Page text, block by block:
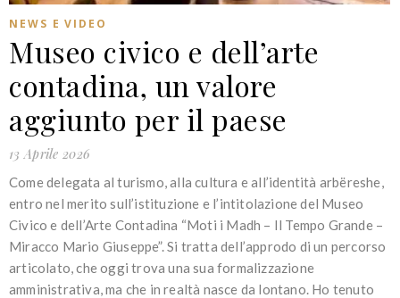
NEWS E VIDEO
Museo civico e dell’arte
contadina, un valore
aggiunto per il paese
13 Aprile 2026
Come delegata al turismo, alla cultura e all’identità arbëreshe,
entro nel merito sull’istituzione e l’intitolazione del Museo
Civico e dell’Arte Contadina “Moti i Madh – Il Tempo Grande –
Miracco Mario Giuseppe”. Si tratta dell’approdo di un percorso
articolato, che oggi trova una sua formalizzazione
amministrativa, ma che in realtà nasce da lontano. Ho tenuto